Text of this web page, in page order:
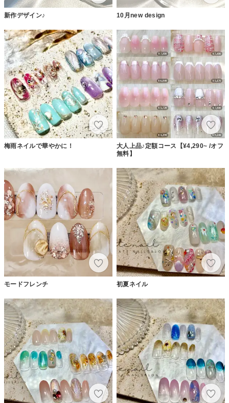
新作デザイン♪ 10月new design
梅雨ネイルで華やかに！
大人上品♪定額コース【¥4,290~ /オフ
無料】
モードフレンチ 初夏ネイル